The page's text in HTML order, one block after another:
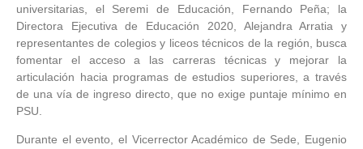
universitarias, el Seremi de Educación, Fernando Peña; la
Directora Ejecutiva de Educación 2020, Alejandra Arratia y
representantes de colegios y liceos técnicos de la región, busca
fomentar el acceso a las carreras técnicas y mejorar la
articulación hacia programas de estudios superiores, a través
de una vía de ingreso directo, que no exige puntaje mínimo en
PSU.
Durante el evento, el Vicerrector Académico de Sede, Eugenio